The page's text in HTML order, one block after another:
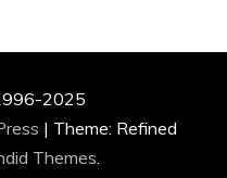
2025
| Theme: Refined
Themes.